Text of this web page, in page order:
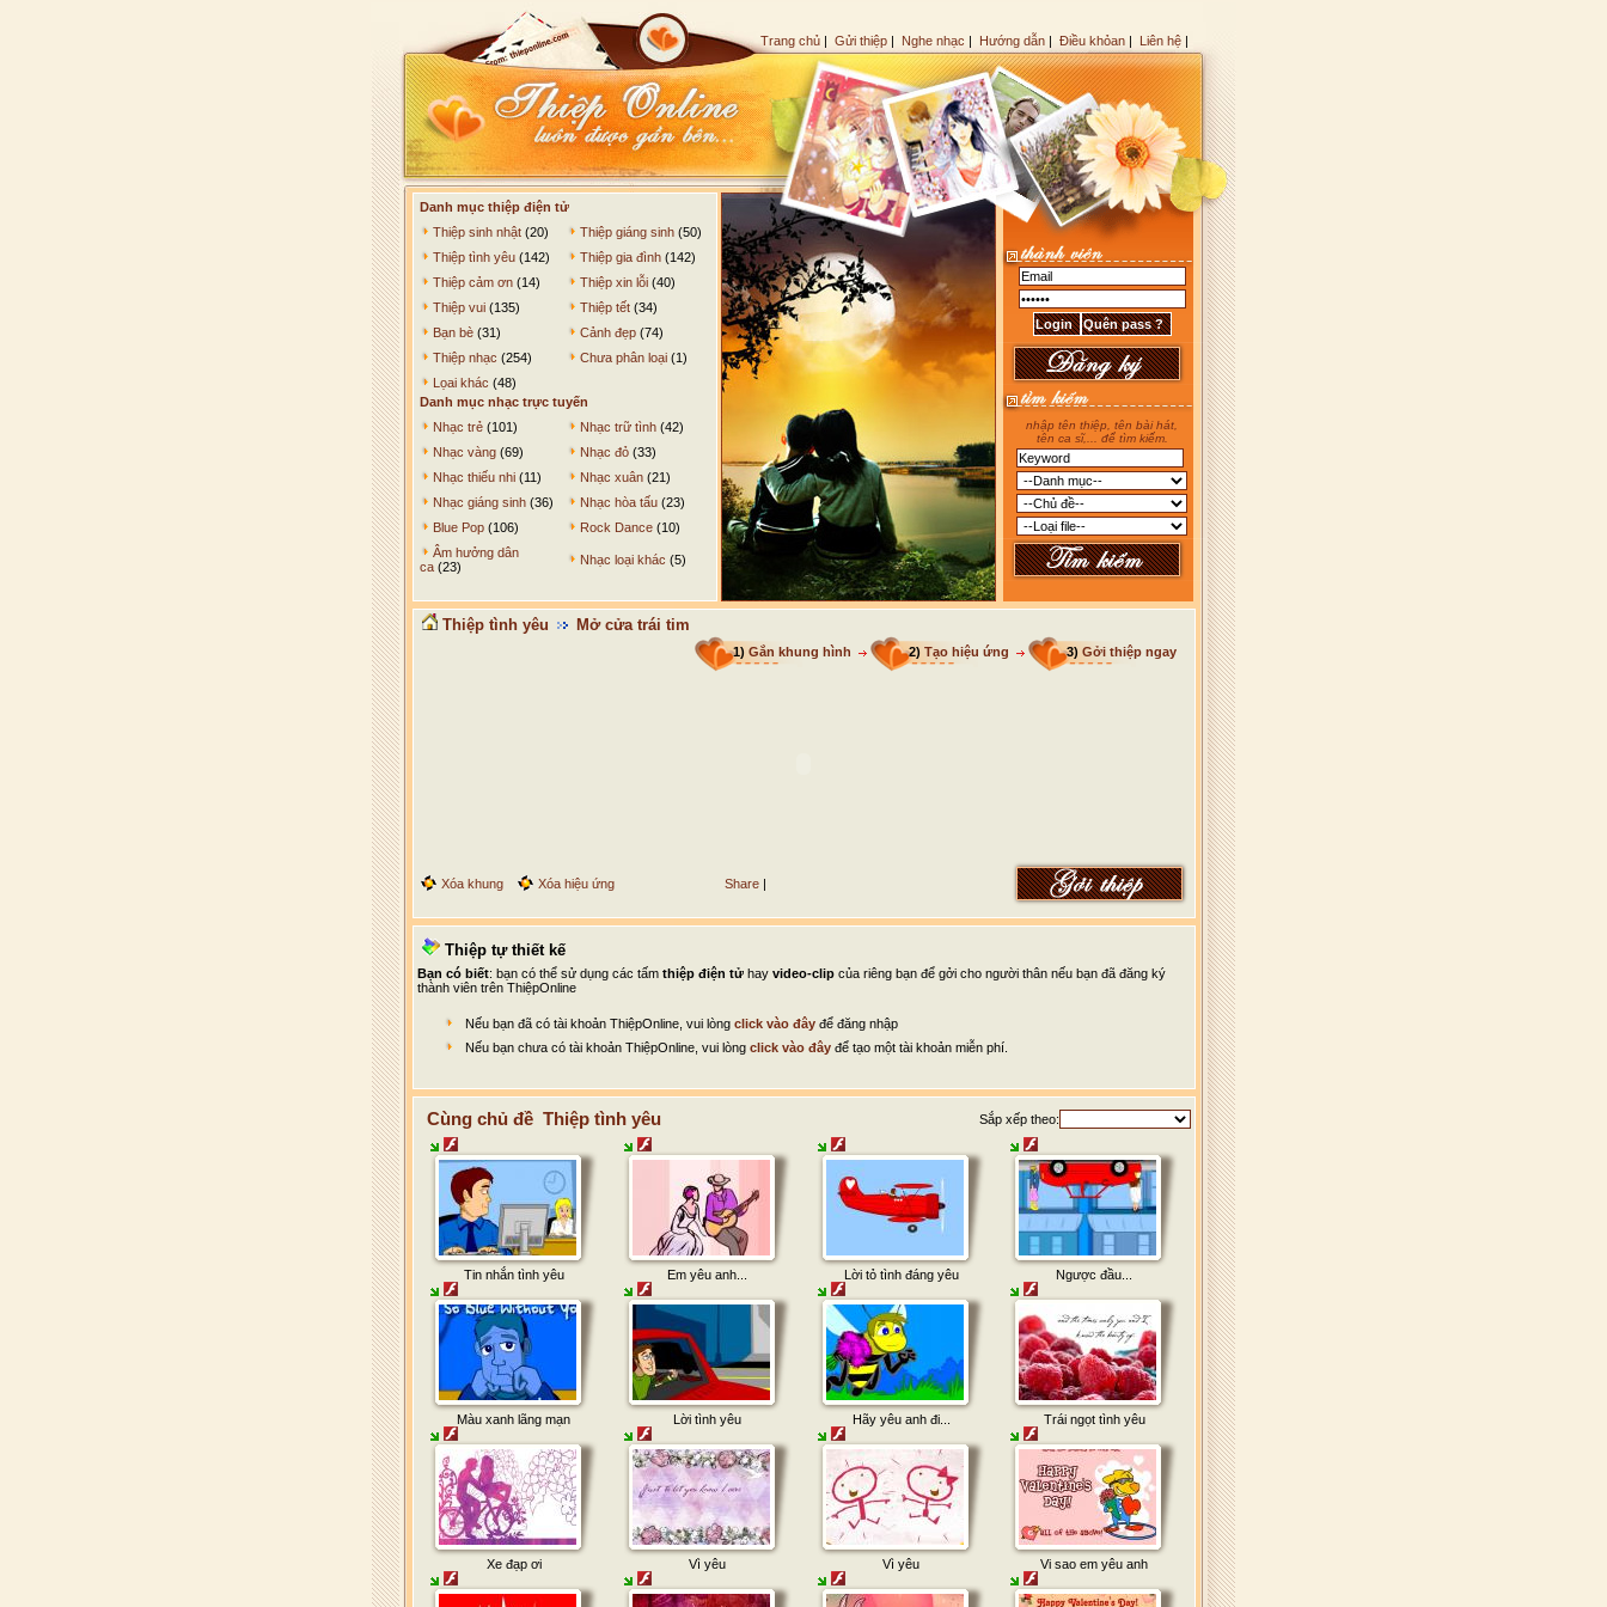
Trang chủ | Gửi thiệp | Nghe nhạc | Hướng dẫn | Điều khỏan | Liên hệ |
Danh mục thiệp điện tử
Thiệp sinh nhật (20) Thiệp giáng sinh (50)
Thiệp tình yêu (142) Thiệp gia đình (142)
Thiệp cảm ơn (14) Thiệp xin lỗi (40)
Thiệp vui (135) Thiệp tết (34)
Bạn bè (31) Cảnh đẹp (74)
Thiệp nhạc (254) Chưa phân loại (1)
Lọai khác (48)
Danh mục nhạc trực tuyến
Nhạc trẻ (101) Nhạc trữ tình (42)
Nhạc vàng (69) Nhạc đỏ (33)
Nhạc thiếu nhi (11) Nhạc xuân (21)
Nhạc giáng sinh (36) Nhạc hòa tấu (23)
Blue Pop (106) Rock Dance (10)
Âm hưởng dân
ca (23) Nhạc loại khác (5)
nhập tên thiệp, tên bài hát,
tên ca sĩ,... để tìm kiếm.
Thiệp tình yêu Mở cửa trái tim
1) Gắn khung hình 2) Tạo hiệu ứng 3) Gởi thiệp ngay
Xóa khung Xóa hiệu ứng Share |
Thiệp tự thiết kế
Bạn có biết: bạn có thể sử dụng các tấm thiệp điện tửhay video-clipcủa riêng bạn để gởi cho người thân nếu bạn đã đăng ký
thành viên trên ThiệpOnline
Nếu bạn đã có tài khoản ThiệpOnline, vui lòng click vào đâyđể đăng nhập
Nếu bạn chưa có tài khoản ThiệpOnline, vui lòng click vào đâyđể tạo một tài khoản miễn phí.
Cùng chủ đề Thiệp tình yêu Sắp xếp theo:
Tin nhắn tình yêu Em yêu anh... Lời tỏ tình đáng yêu Ngược đầu...
Màu xanh lãng mạn Lời tình yêu Hãy yêu anh đi... Trái ngọt tình yêu
Xe đạp ơi Vì yêu Vì yêu Vi sao em yêu anh